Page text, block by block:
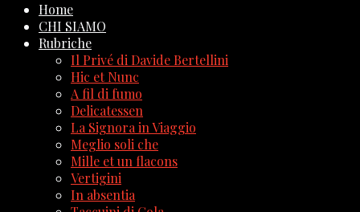
Home
CHI SIAMO
Rubriche
Il Privé di Davide Bertellini
Hic et Nunc
A fil di fumo
Delicatessen
La Signora in Viaggio
Meglio soli che
Mille et un flacons
Vertigini
In absentia